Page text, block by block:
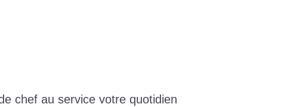
chef au service votre quotidien